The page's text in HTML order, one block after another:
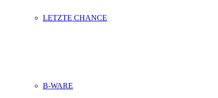
LETZTE CHANCE
B-WARE